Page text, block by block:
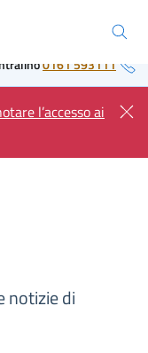
0161 593111
l’accesso ai
notizie di